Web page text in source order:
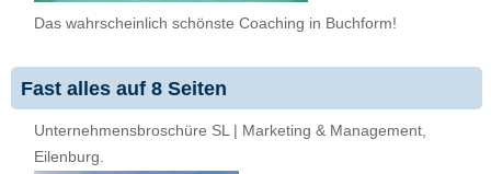
Das wahrscheinlich schönste Coaching in Buchform!
Fast alles auf 8 Seiten
Unternehmensbroschüre SL | Marketing & Management,
Eilenburg.